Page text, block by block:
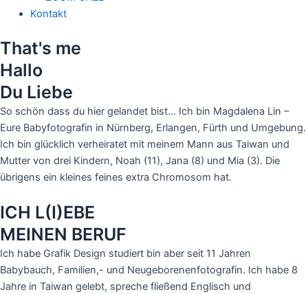
Kontakt
That's me
Hallo
Du Liebe
So schön dass du hier gelandet bist… Ich bin Magdalena Lin –
Eure Babyfotografin in Nürnberg, Erlangen, Fürth und Umgebung.
Ich bin glücklich verheiratet mit meinem Mann aus Taiwan und
Mutter von drei Kindern, Noah (11), Jana (8) und Mia (3). Die
übrigens ein kleines feines extra Chromosom hat.
ICH L(I)EBE
MEINEN BERUF
Ich habe Grafik Design studiert bin aber seit 11 Jahren
Babybauch, Familien,- und Neugeborenenfotografin. Ich habe 8
Jahre in Taiwan gelebt, spreche fließend Englisch und